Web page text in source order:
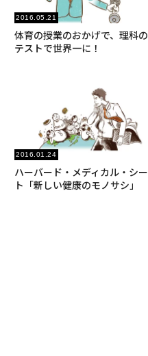
2016.05.21
体育の授業のおかげで、理科の
テストで世界一に！
2016.01.24
ハーバード・メディカル・シー
ト「新しい健康のモノサシ」